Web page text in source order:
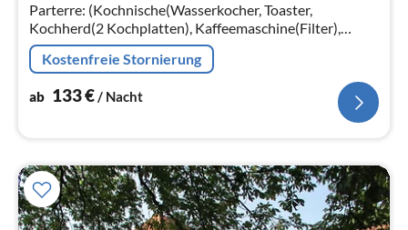
Parterre: (Kochnische(Wasserkocher, Toaster,
Kochherd(2 Kochplatten), Kaffeemaschine(Filter),
Kühlschrank), Wohn-/Schlafzimmer(Doppelbett,
TV(Flatscreen, Satellit), Esstisch)
Kostenfreie Stornierung
ab 133€/ Nacht